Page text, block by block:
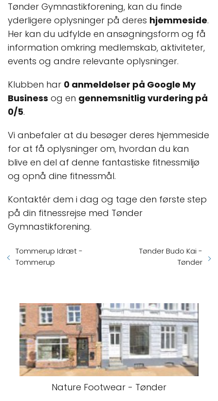
Tønder Gymnastikforening, kan du finde
yderligere oplysninger på deres hjemmeside.
Her kan du udfylde en ansøgningsform og få
information omkring medlemskab, aktiviteter,
events og andre relevante oplysninger.
Klubben har 0 anmeldelser på Google My
Business og en gennemsnitlig vurdering på
0/5.
Vi anbefaler at du besøger deres hjemmeside
for at få oplysninger om, hvordan du kan
blive en del af denne fantastiske fitnessmiljø
og opnå dine fitnessmål.
Kontaktér dem i dag og tage den første step
på din fitnessrejse med Tønder
Gymnastikforening.
Tommerup Idræt -
Tommerup
Tønder Budo Kai -
Tønder
Nature Footwear - Tønder